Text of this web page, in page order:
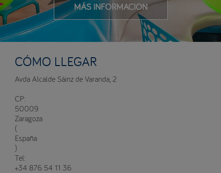
MÁS INFORMACIÓN
CÓMO LLEGAR
Avda Alcalde Sáinz de Varanda, 2
CP:
50009
Zaragoza
(
España
)
Tel:
+34 876 54 11 36